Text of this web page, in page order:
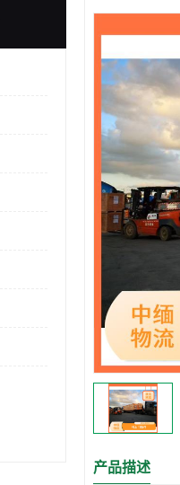
产品描述